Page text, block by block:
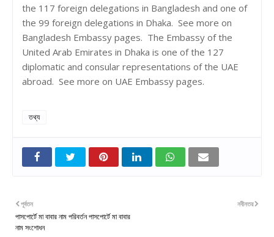
the 117 foreign delegations in Bangladesh and one of
the 99 foreign delegations in Dhaka. See more on
Bangladesh Embassy pages. The Embassy of the
United Arab Emirates in Dhaka is one of the 127
diplomatic and consular representations of the UAE
abroad. See more on UAE Embassy pages.
তথ্য
নবীনতর
পূর্বতন
পাসপোর্টে মা বাবার নাম পরিবর্তন পাসপোর্টে মা বাবার
নাম সংশোধন